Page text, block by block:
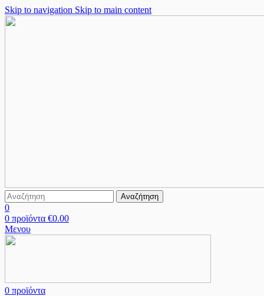
Skip to navigation Skip to main content
Αναζήτηση
0
0 προϊόντα €0.00
Μενου
0 προϊόντα